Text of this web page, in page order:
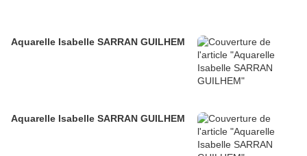
Aquarelle Isabelle SARRAN GUILHEM
Aquarelle Isabelle SARRAN GUILHEM